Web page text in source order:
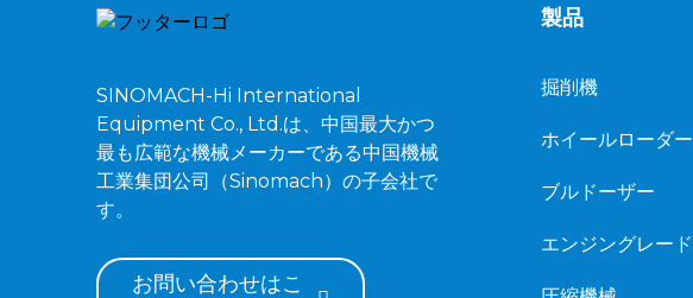
ZG520 クローラー式油圧
ショベル
SINOMACH-Hi International
Equipment Co., Ltd.は、中国最大かつ
最も広範な機械メーカーである中国機械
工業集団公司（Sinomach）の子会社で
す。
お問い合わせはこ
製品
掘削機
ホイールローダー
ブルドーザー
エンジングレード